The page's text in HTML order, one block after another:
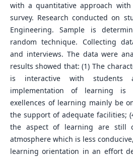
with a quantitative approach
survey. Research conducted on
Engineering. Sample is
random technique. Collecting
and interviews. The data were
results showed that: (1) The
is interactive with students
implementation of learning is
exellences of learning mainly be
the support of adequate facilities;
the aspect of learning are still
atmosphere which is less
learning orientation in an effort